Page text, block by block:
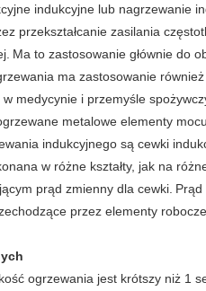
indukcyjne lub nagrzewanie
przekształcanie zasilania
Ma to zastosowanie głównie do
ma zastosowanie
medycynie i przemyśle
metalowe elementy
indukcyjnego są cewki
w różne kształty, jak na
prąd zmienny dla cewki. Prąd
przez elementy
ogrzewania jest krótszy niż 1